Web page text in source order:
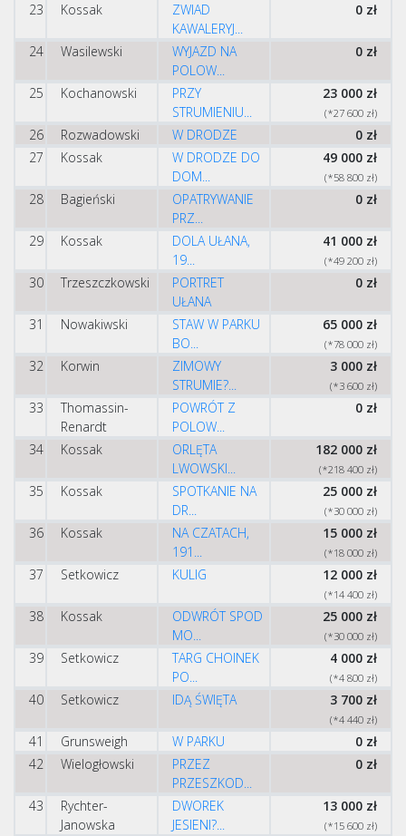
23 Kossak
ZWIAD
KAWALERYJ...
0 zł
24 Wasilewski
WYJAZD NA
POLOW...
0 zł
25 Kochanowski
PRZY
STRUMIENIU...
23 000 zł
(*27 600 zł)
26 Rozwadowski W DRODZE
0 zł
27
Kossak
W DRODZE DO
DOM...
49 000 zł
(*58 800 zł)
28 Bagieński
OPATRYWANIE
PRZ...
0 zł
29 Kossak
DOLA UŁANA,
19...
41 000 zł
(*49 200 zł)
30 Trzeszczkowski
PORTRET
UŁANA
0 zł
31 Nowakiwski
STAW W PARKU
BO...
65 000 zł
(*78 000 zł)
32 Korwin
ZIMOWY
STRUMIE?...
3 000 zł
(*3 600 zł)
33
Thomassin-
Renardt
POWRÓT Z
POLOW...
0 zł
34 Kossak
ORLĘTA
LWOWSKI...
182 000 zł
(*218 400 zł)
35 Kossak
SPOTKANIE NA
DR...
25 000 zł
(*30 000 zł)
36 Kossak
NA CZATACH,
191...
15 000 zł
(*18 000 zł)
37 Setkowicz KULIG 12 000 zł
(*14 400 zł)
38 Kossak
ODWRÓT SPOD
MO...
25 000 zł
(*30 000 zł)
39 Setkowicz
TARG CHOINEK
PO...
4 000 zł
(*4 800 zł)
40 Setkowicz IDĄ ŚWIĘTA 3 700 zł
(*4 440 zł)
41 Grunsweigh W PARKU
0 zł
42
Wielogłowski
PRZEZ
PRZESZKOD...
0 zł
43
Rychter-
Janowska
DWOREK
JESIENI?...
13 000 zł
(*15 600 zł)